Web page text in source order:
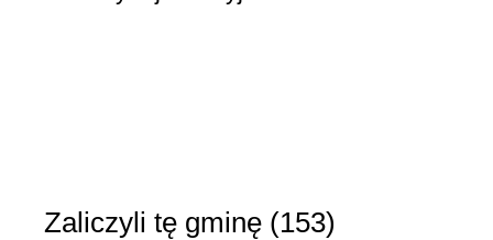
Zaliczyli tę gminę (153)